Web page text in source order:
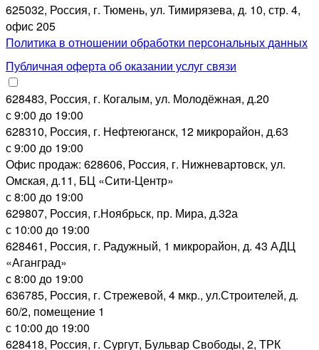
625032, Россия, г. Тюмень, ул. Тимирязева, д. 10, стр. 4,
офис 205
Политика в отношении обработки персональных данных
Публичная оферта об оказании услуг связи
628483, Россия, г. Когалым, ул. Молодёжная, д.20
с 9:00 до 19:00
628310, Россия, г. Нефтеюганск, 12 микрорайон, д.63
с 9:00 до 19:00
Офис продаж: 628606, Россия, г. Нижневартовск, ул.
Омская, д.11, БЦ «Сити-Центр»
с 8:00 до 19:00
629807, Россия, г.Ноябрьск, пр. Мира, д.32а
с 10:00 до 19:00
628461, Россия, г. Радужный, 1 микрорайон, д. 43 АДЦ
«Аганград»
с 8:00 до 19:00
636785, Россия, г. Стрежевой, 4 мкр., ул.Строителей, д.
60/2, помещение 1
с 10:00 до 19:00
628418, Россия, г. Сургут, Бульвар Свободы, 2, ТРК